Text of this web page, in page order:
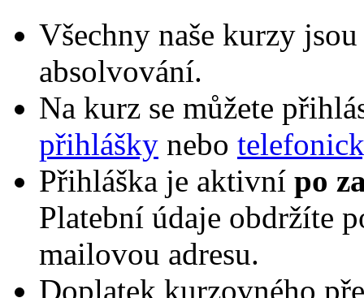
Všechny naše kurzy
absolvování.
Na kurz se můžete
přihlášky nebo
Přihláška je aktivní po
Platební údaje obdržíte
mailovou adresu.
Doplatek kurzovného